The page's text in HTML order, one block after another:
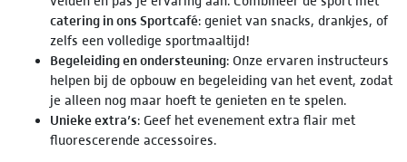
catering in ons Sportcafé: geniet van snacks, drankjes, of
zelfs een volledige sportmaaltijd!
Begeleiding en ondersteuning: Onze ervaren instructeurs
helpen bij de opbouw en begeleiding van het event, zodat
je alleen nog maar hoeft te genieten en te spelen.
Unieke extra’s: Geef het evenement extra flair met
fluorescerende accessoires.